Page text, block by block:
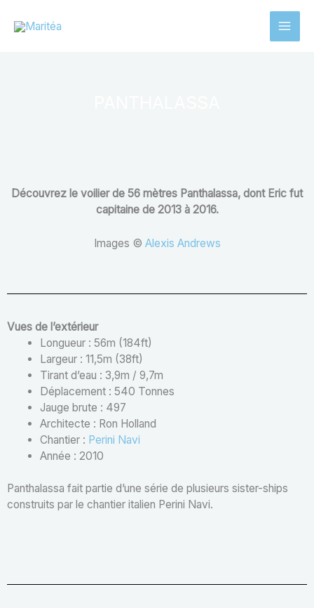
Découvrez le voilier de 56 mètres Panthalassa, dont Eric fut
capitaine de 2013 à 2016.
Images © Alexis Andrews
Vues de l’extérieur
Longueur : 56m (184ft)
Largeur : 11,5m (38ft)
Tirant d’eau : 3,9m / 9,7m
Déplacement : 540 Tonnes
Jauge brute : 497
Architecte : Ron Holland
Chantier : Perini Navi
Année : 2010
Panthalassa fait partie d’une série de plusieurs sister-ships
construits par le chantier italien Perini Navi.